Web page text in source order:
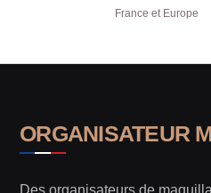
France et Europe
ORGANISATEUR